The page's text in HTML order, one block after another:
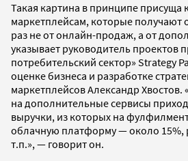
Такая картина в принципе
маркетплейсам, которые получают
раз не от онлайн-продаж, а от
указывает руководитель проектов
потребительский сектор» Strategy
оценке бизнеса и разработке
маркетплейсов Александр Хвостов.
на дополнительные сервисы
выручки, из которых на
облачную платформу — около 15%,
т.п.», — говорит он.